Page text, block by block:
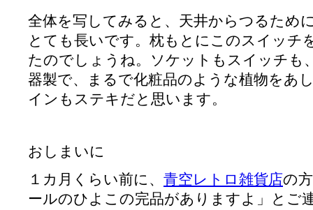
全体を写してみると、天井からつるため
とても長いです。枕もとにこのスイッチ
たのでしょうね。ソケットもスイッチも
器製で、まるで化粧品のような植物をあ
インもステキだと思います。
おしまいに
１カ月くらい前に、 青空レトロ雑貨店の
ールのひよこの完品がありますよ」とご